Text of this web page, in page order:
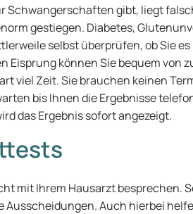
Schwangerschaften gibt, liegt
gestiegen. Diabetes,
selbst überprüfen, ob Sie
Eisprung können Sie bequem von
viel Zeit. Sie brauchen keinen
bis Ihnen die Ergebnisse
das Ergebnis sofort angezeigt.
mit Ihrem Hausarzt besprechen.
Ausscheidungen. Auch hierbei